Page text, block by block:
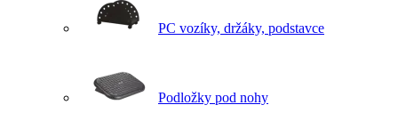
PC vozíky, držáky, podstavce
Podložky pod nohy